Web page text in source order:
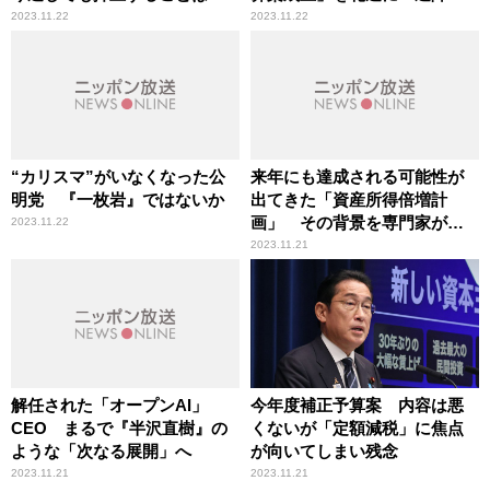
きない
2023.11.22
の可能性も
2023.11.22
“カリスマ”がいなくなった公
明党 『一枚岩』ではないか
2023.11.22
来年にも達成される可能性が
出てきた「資産所得倍増計
画」 その背景を専門家が解
説
2023.11.21
解任された「オープンAI」
CEO まるで『半沢直樹』の
ような「次なる展開」へ
2023.11.21
今年度補正予算案 内容は悪
くないが「定額減税」に焦点
が向いてしまい残念
2023.11.21